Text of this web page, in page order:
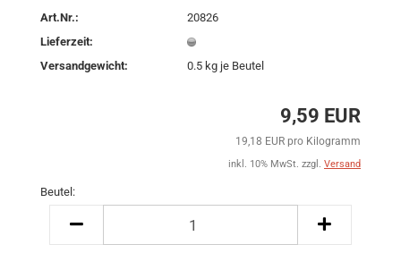
Art.Nr.:
20826
Lieferzeit:
Versandgewicht:
0.5 kg je Beutel
9,59 EUR
19,18 EUR pro Kilogramm
inkl. 10% MwSt. zzgl. Versand
Beutel: